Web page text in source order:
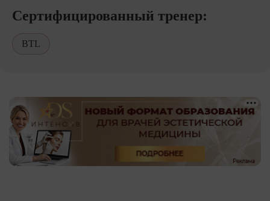
Сертифицированный тренер:
BTL